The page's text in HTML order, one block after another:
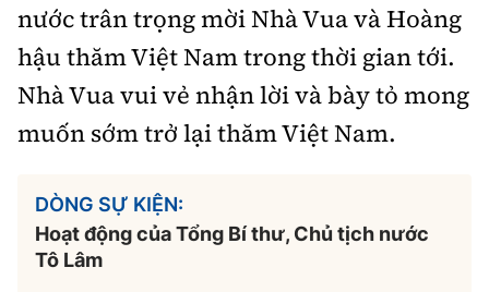
nước trân trọng mời Nhà Vua và Hoàng
hậu thăm Việt Nam trong thời gian tới.
Nhà Vua vui vẻ nhận lời và bày tỏ mong
muốn sớm trở lại thăm Việt Nam.
DÒNG SỰ KIỆN:
Hoạt động của Tổng Bí thư, Chủ tịch nước
Tô Lâm